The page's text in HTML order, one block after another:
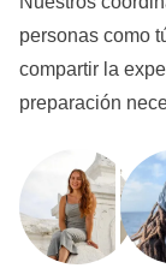
Visita al
Info sobre
Ver todos
personas como
compartir la
preparación